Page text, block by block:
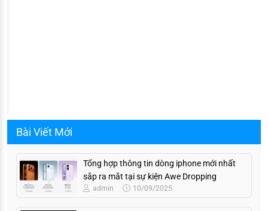
Bài Viết Mới
Tổng hợp thông tin dòng iphone mới nhất
sắp ra mắt tại sự kiện Awe Dropping
admin 10/09/2025